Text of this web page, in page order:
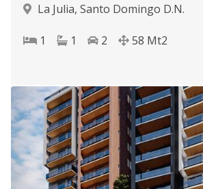
La Julia, Santo Domingo D.N.
1 1 2 58 Mt2